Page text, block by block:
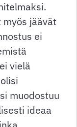
myös jäävät
ei
vielä
muodostuu
ideaa